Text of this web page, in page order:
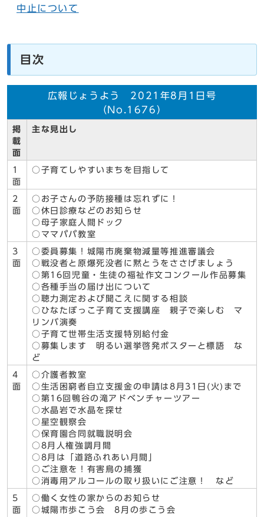
中止について
目次
広報じょうよう 2021年8月1日号
（No.1676）
掲
載
面
主な見出し
1
面
○子育てしやすいまちを目指して
2
面
○お子さんの予防接種は忘れずに！
○休日診療などのお知らせ
○母子家庭人間ドック
○ママパパ教室
3
面
○委員募集！城陽市廃棄物減量等推進審議会
○戦没者と原爆死没者に黙とうをささげましょう
○第16回児童・生徒の福祉作文コンクール作品募集
○各種手当の届け出について
○聴力測定および聞こえに関する相談
○ひなたぼっこ子育て支援講座 親子で楽しむ マ
リンバ演奏
○子育て世帯生活支援特別給付金
○募集します 明るい選挙啓発ポスターと標語 な
ど
4
面
○介護者教室
○生活困窮者自立支援金の申請は8月31日(火)まで
○第16回鴨谷の滝アドベンチャーツアー
○水晶岩で水晶を探せ
○星空観察会
○保育園合同就職説明会
○8月人権強調月間
○8月は「道路ふれあい月間」
○ご注意を！有害鳥の捕獲
○消毒用アルコールの取り扱いにご注意！ など
5
面
○働く女性の家からのお知らせ
○城陽市歩こう会 8月の歩こう会